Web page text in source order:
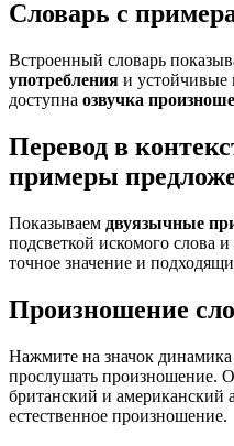
Словарь с
Встроенный словарь
употребления и устойчивые
доступна озвучка
Перевод в
примеры
Показываем двуязычные
подсветкой искомого слова
точное значение и
Произношение
Нажмите на значок
прослушать произношение.
британский и американский
естественное произношение.